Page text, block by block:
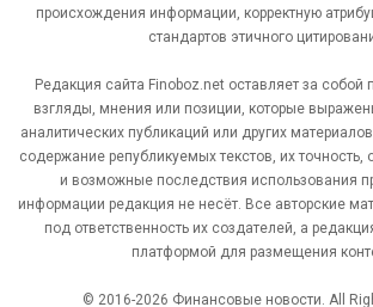
происхождения информации, корректную
стандартов этичного
Редакция сайта Finoboz.net оставляет за собой
взгляды, мнения или позиции, которые
аналитических публикаций или других
содержание републикуемых текстов, их
и возможные последствия использования
информации редакция не несёт. Все авторские
под ответственность их создателей, а
платформой для размещения
© 2016-2026 Финансовые новости. All